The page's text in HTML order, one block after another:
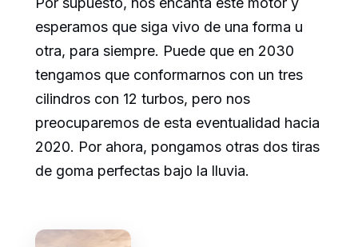
esperamos que siga vivo de una forma u
otra, para siempre. Puede que en 2030
tengamos que conformarnos con un tres
cilindros con 12 turbos, pero nos
preocuparemos de esta eventualidad hacia
2020. Por ahora, pongamos otras dos tiras
de goma perfectas bajo la lluvia.